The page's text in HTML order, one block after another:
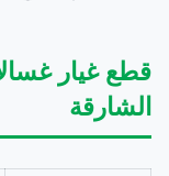
قطع غيار
الشارقة